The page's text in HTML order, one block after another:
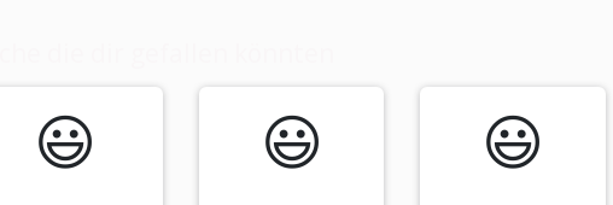
😃️ 😃️ 😃️